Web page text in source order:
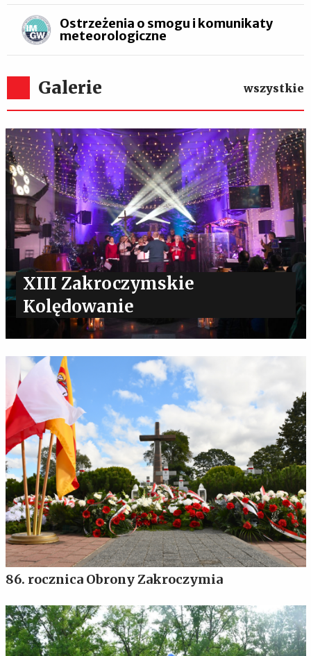
Ostrzeżenia o smogu i komunikaty
meteorologiczne
Galerie wszystkie
XIII Zakroczymskie
Kolędowanie
86. rocznica Obrony Zakroczymia